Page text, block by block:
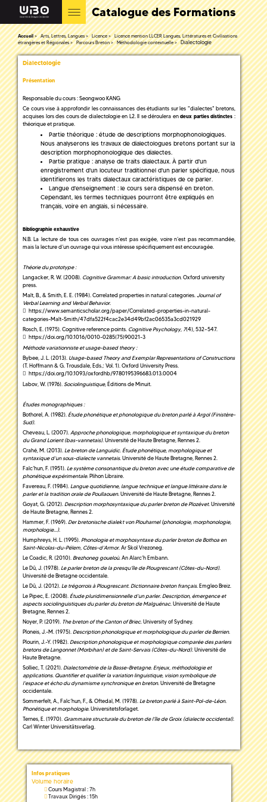
Catalogue des Formations
Accueil Arts, Lettres, Langues Licence
Licence mention LLCER Langues, Littératures et Civilisations
étrangères et Régionales
Parcours Breton Méthodologie contextuelle Dialectologie
Dialectologie
Présentation
Responsable du cours : Seongwoo KANG
Ce cours vise à approfondir les connaissances des étudiants sur les "dialectes" bretons,
acquises lors des cours de dialectologie en L2. Il se déroulera endeux parties distinctes:
théorique et pratique.
Partie théorique : étude de descriptions morphophonologiques.
Nous analyserons les travaux de dialectologues bretons portant sur la
description morphophonologique des dialectes.
Partie pratique : analyse de traits dialectaux. À partir d'un
enregistrement d'un locuteur traditionnel d'un parler spécifique, nous
identifierons les traits dialectaux caractéristiques de ce parler.
Langue d'enseignement : le cours sera dispensé en breton.
Cependant, les termes techniques pourront être expliqués en
français, voire en anglais, si nécessaire.
Bibliographie exhaustive
N.B. La lecture de tous ces ouvrages n’est pas exigée, voire n’est pas recommandée,
mais la lecture d’un ouvrage qui vous intéresse spécifiquement est encouragée.
Théorie du prototype :
Langacker, R. W. (2008). Cognitive Grammar: A basic introduction. Oxford university
press.
Malt, B., & Smith, E. E. (1984). Correlated properties in natural categories. Journal of
Verbal Learning and Verbal Behavior.
https://www.semanticscholar.org/paper/Correlated-properties-in-natural-
categories-Malt-Smith/47dfa522f4cac2e34d49bf2ac06535a3cd021929
Rosch, E. (1975). Cognitive reference points. Cognitive Psychology, 7(4), 532–547.
https://doi.org/10.1016/0010-0285(75)90021-3
Méthode variationniste et usage-based theory :
Bybee, J. L. (2013). Usage-based Theory and Exemplar Representations of Constructions
(T. Hoffmann & G. Trousdale, Eds.; Vol. 1). Oxford University Press.
https://doi.org/10.1093/oxfordhb/9780195396683.013.0004
Labov, W. (1976). Sociolinguistique, Éditions de Minuit.
Études monographiques :
Bothorel, A. (1982). Étude phonétique et phonologique du breton parlé à Argol (Finistère-
Sud).
Cheveau, L. (2007). Approche phonologique, morphologique et syntaxique du breton
du Grand Lorient (bas-vannetais). Université de Haute Bretagne, Rennes 2.
Crahé, M. (2013). Le breton de Languidic. Étude phonétique, morphologique et
syntaxique d’un sous-dialecte vannetais. Université de Haute Bretagne, Rennes 2.
Falc’hun, F. (1951). Le système consonantique du breton avec une étude comparative de
phonétique expérimentale. Plihon Libraire.
Favereau, F. (1984). Langue quotidienne, langue technique et langue littéraire dans le
parler et la tradition orale de Poullaouen. Université de Haute Bretagne, Rennes 2.
Goyat, G. (2012). Description morphosyntaxique du parler breton de Plozévet. Université
de Haute Bretagne, Rennes 2.
Hammer, F. (1969). Der bretonische dialekt von Plouharnel (phonologie, morphonologie,
morphologie...).
Humphreys, H. L. (1995). Phonologie et morphosyntaxe du parler breton de Bothoa en
Saint-Nicolas-du-Pélem, Côtes-d’Armor. Ar Skol Vrezoneg.
Le Coadic, R. (2010). Brezhoneg goueloù. An Alarc’h Embann.
Le Dû, J. (1978). Le parler breton de la presqu’île de Plougrescant (Côtes-du-Nord).
Université de Bretagne occidentale.
Le Dû, J. (2012). Le trégorrois à Plougrescant. Dictionnaire breton français. Emgleo Breiz.
Le Pipec, E. (2008). Étude pluridimensionnelle d’un parler. Description, émergence et
aspects sociolinguistiques du parler du breton de Malguénac. Université de Haute
Bretagne, Rennes 2.
Noyer, P. (2019). The breton of the Canton of Briec. University of Sydney.
Ploneis, J.-M. (1975). Description phonologique et morphologique du parler de Berrien.
Plourin, J.-Y. (1982). Description phonologique et morphologique comparée des parlers
bretons de Langonnet (Morbihan) et de Saint-Servais (Côtes-du-Nord). Université de
Haute Bretagne.
Solliec, T. (2021). Dialectométrie de la Basse-Bretagne. Enjeux, méthodologie et
applications. Quantifier et qualifier la variation linguistique, vision symbolique de
l’espace et écho du dynamisme synchronique en breton. Université de Bretagne
occidentale.
Sommerfelt, A., Falc’hun, F., & Oftedal, M. (1978). Le breton parlé à Saint-Pol-de-Léon.
Phonétique et morphologie. Universitetsforlaget.
Ternes, E. (1970). Grammaire structurale du breton de l’île de Groix (dialecte occidental).
Carl Winter Universitätsverlag.
Infos pratiques
Volume horaire
Cours Magistral : 7h
Travaux Dirigés : 15h